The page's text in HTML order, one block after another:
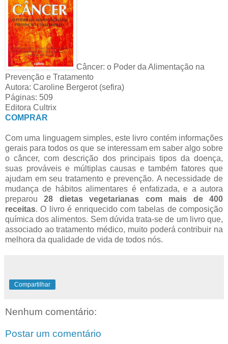
Câncer: o Poder da Alimentação na
Prevenção e Tratamento
Autora: Caroline Bergerot (sefira)
Páginas: 509
Editora Cultrix
COMPRAR
Com uma linguagem simples, este livro contém informações
gerais para todos os que se interessam em saber algo sobre
o câncer, com descrição dos principais tipos da doença,
suas prováveis e múltiplas causas e também fatores que
ajudam em seu tratamento e prevenção. A necessidade de
mudança de hábitos alimentares é enfatizada, e a autora
preparou28 dietas vegetarianas com mais de 400
receitas. O livro é enriquecido com tabelas de composição
química dos alimentos. Sem dúvida trata-se de um livro que,
associado ao tratamento médico, muito poderá contribuir na
melhora da qualidade de vida de todos nós.
Compartilhar
Nenhum comentário:
Postar um comentário